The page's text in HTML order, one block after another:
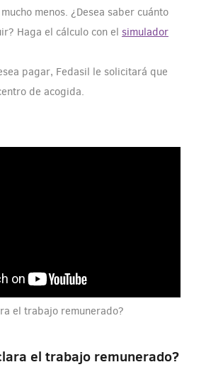
menos. ¿Desea saber cuánto
Haga el cálculo con el simulador
pagar, Fedasil le solicitará que
de acogida.
el trabajo remunerado?
el trabajo remunerado?